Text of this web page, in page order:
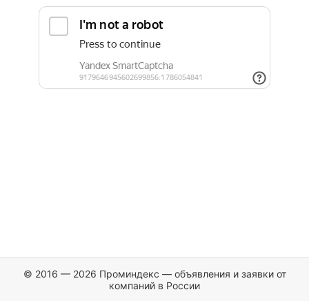
© 2016 — 2026 Проминдекс — объявления и заявки от
компаний в России